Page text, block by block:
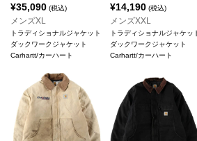
¥35,090 (税込)
メンズXL
トラディショナルジャケット
ダックワークジャケット
Carhartt/カーハート
¥14,190(税込)
メンズXXL
トラディショナルジャケッ
ダックワークジャケット
Carhartt/カーハート